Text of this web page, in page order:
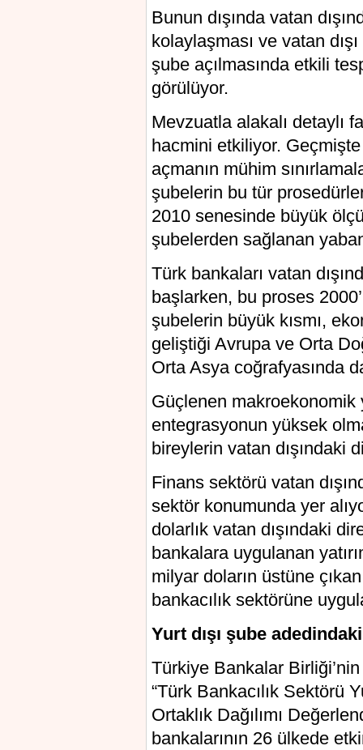
Bunun dışında vatan
kolaylaşması ve vatan
şube açılmasında etkili
görülüyor.
Mevzuatla alakalı detaylı
hacmini etkiliyor.
açmanın mühim
şubelerin bu tür
2010 senesinde büyük
şubelerden sağlanan
Türk bankaları vatan
başlarken, bu proses
şubelerin büyük kısmı,
geliştiği Avrupa ve Orta
Orta Asya coğrafyasında
Güçlenen makroekonomik
entegrasyonun yüksek
bireylerin vatan dışındaki
Finans sektörü vatan
sektör konumunda yer
dolarlık vatan dışındaki
bankalara uygulanan
milyar doların üstüne
bankacılık sektörüne
Yurt dışı şube
Türkiye Bankalar Birliği’nin
“Türk Bankacılık Sektörü
Ortaklık Dağılımı
bankalarının 26 ülkede